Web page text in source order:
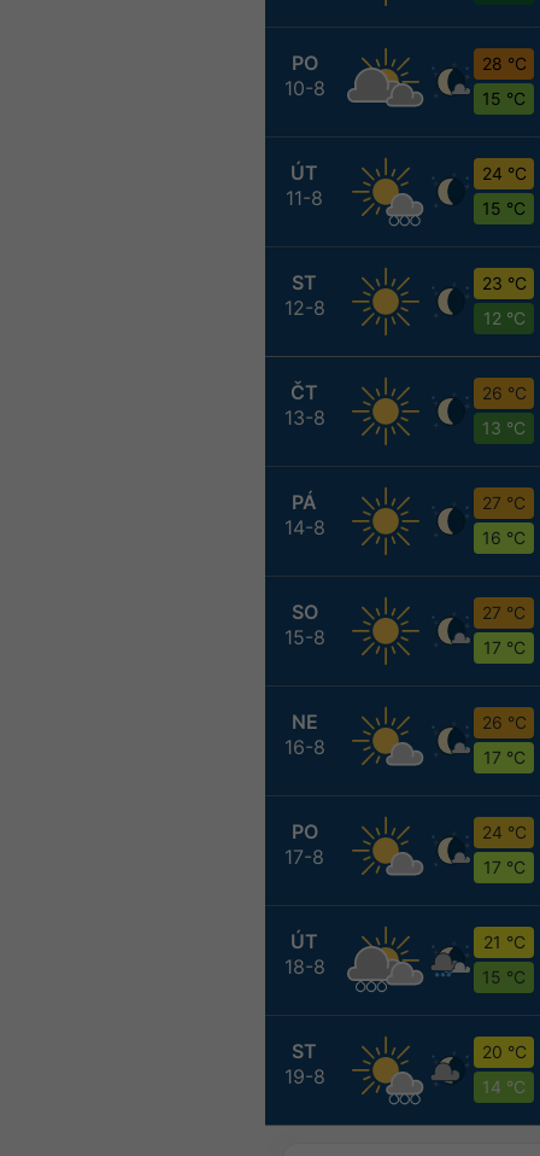
PO
10-8
28 °C
15 °C
ÚT
11-8
24 °C
15 °C
ST
12-8
23 °C
12 °C
ČT
13-8
26 °C
13 °C
PÁ
14-8
27 °C
16 °C
SO
15-8
27 °C
17 °C
NE
16-8
26 °C
17 °C
PO
17-8
24 °C
17 °C
ÚT
18-8
21 °C
15 °C
ST
19-8
20 °C
14 °C